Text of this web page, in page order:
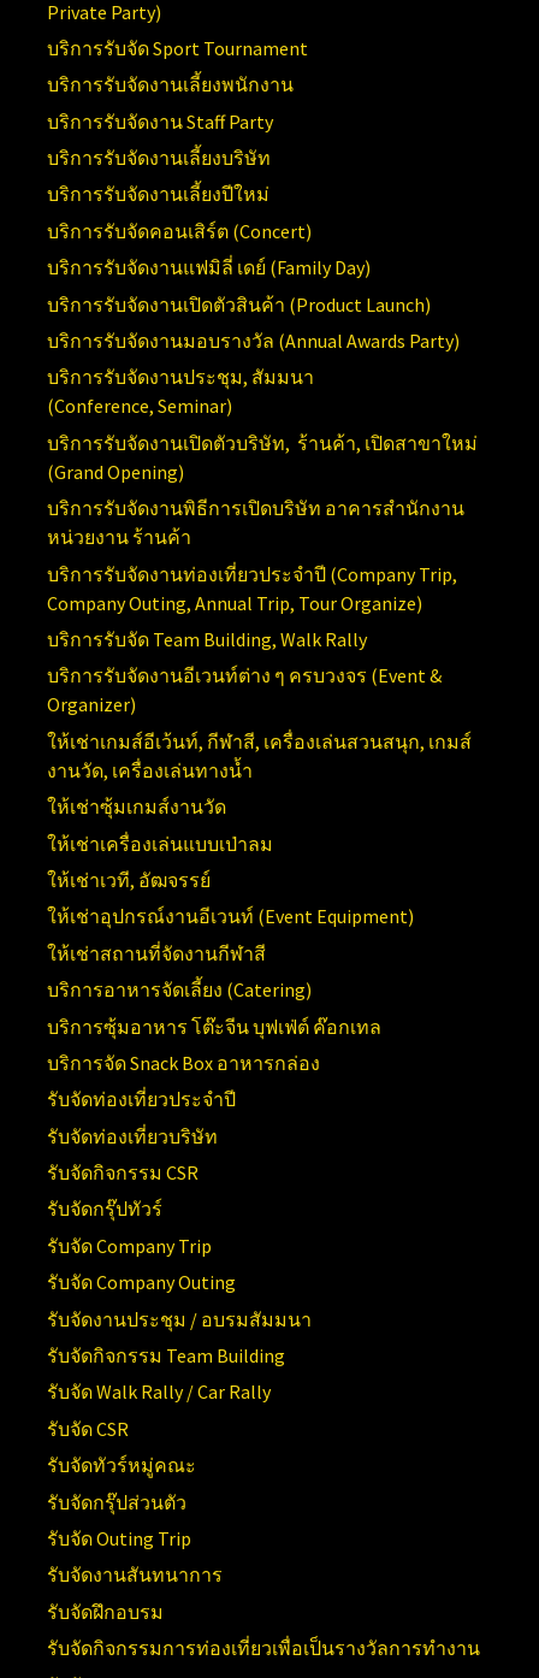
Private Party)
บริการรับจัดSport Tournament
บริการรับจัดงานเลี้ยงพนักงาน
บริการรับจัดงานStaff Party
บริการรับจัดงานเลี้ยงบริษัท
บริการรับจัดงานเลี้ยงปีใหม่
บริการรับจัดคอนเสิร์ต (Concert)
บริการรับจัดงานแฟมิลี่ เดย์ (Family Day)
บริการรับจัดงานเปิดตัวสินค้า (Product Launch)
บริการรับจัดงานมอบรางวัล (AnnualAwards Party)
บริการรับจัดงานประชุม, สัมมนา
(Conference,Seminar)
บริการรับจัดงานเปิดตัวบริษัท, ร้านค้า, เปิดสาขาใหม่
(Grand Opening)
บริการรับจัดงานพิธีการเปิดบริษัท อาคารสำนักงาน
หน่วยงาน ร้านค้า
บริการรับจัดงานท่องเที่ยวประจำปี (Company Trip,
Company Outing, Annual Trip, Tour Organize)
บริการรับจัด Team Building, Walk Rally
บริการรับจัดงานอีเวนท์ต่าง ๆ ครบวงจร (Event &
Organizer)
ให้เช่าเกมส์อีเว้นท์, กีฬาสี, เครื่องเล่นสวนสนุก, เกมส์
งานวัด, เครื่องเล่นทางน้ำ
ให้เช่าซุ้มเกมส์งานวัด
ให้เช่าเครื่องเล่นแบบเป่าลม
ให้เช่าเวที, อัฒจรรย์
ให้เช่าอุปกรณ์งานอีเวนท์ (Event Equipment)
ให้เช่าสถานที่จัดงานกีฬาสี
บริการอาหารจัดเลี้ยง (Catering)
บริการซุ้มอาหาร โต๊ะจีน บุฟเฟ่ต์ ค๊อกเทล
บริการจัด Snack Box อาหารกล่อง
รับจัดท่องเที่ยวประจำปี
รับจัดท่องเที่ยวบริษัท
รับจัดกิจกรรม CSR
รับจัดกรุ๊ปทัวร์
รับจัด Company Trip
รับจัด Company Outing
รับจัดงานประชุม / อบรมสัมมนา
รับจัดกิจกรรม Team Building
รับจัด Walk Rally / Car Rally
รับจัด CSR
รับจัดทัวร์หมู่คณะ
รับจัดกรุ๊ปส่วนตัว
รับจัด Outing Trip
รับจัดงานสันทนาการ
รับจัดฝึกอบรม
รับจัดกิจกรรมการท่องเที่ยวเพื่อเป็นรางวัลการทำงาน